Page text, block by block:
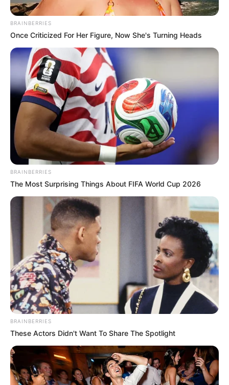
PostedFriss hírek
A fideszes Ferencz Orsolya
feldobta Lázár Jánost: dőlnek a
dominók
by Szerző • May 30, 2026
BRAINBERRIES
Once Criticized For Her Figure, Now She's Turning Heads
BRAINBERRIES
The Most Surprising Things About FIFA World Cup 2026
BRAINBERRIES
These Actors Didn't Want To Share The Spotlight